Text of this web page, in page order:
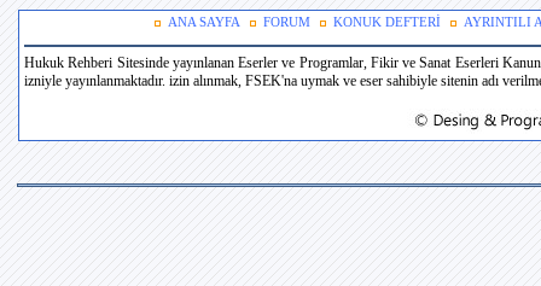
ANA SAYFA FORUM KONUK DEFTERİ AYRINTILI
Hukuk Rehberi Sitesinde yayınlanan Eserler ve Programlar, Fikir ve Sanat Eserleri
izniyle yayınlanmaktadır. izin alınmak, FSEK'na uymak ve eser sahibiyle sitenin adı